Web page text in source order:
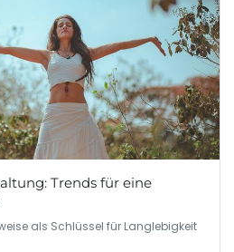
Trends für eine
als Schlüssel für Langlebigkeit